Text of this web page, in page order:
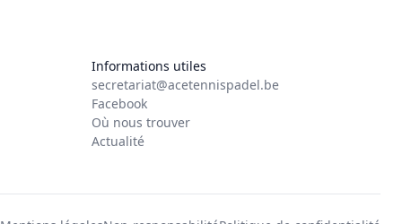
Informations utiles
secretariat@acetennispadel.be
Facebook
Où nous trouver
Actualité